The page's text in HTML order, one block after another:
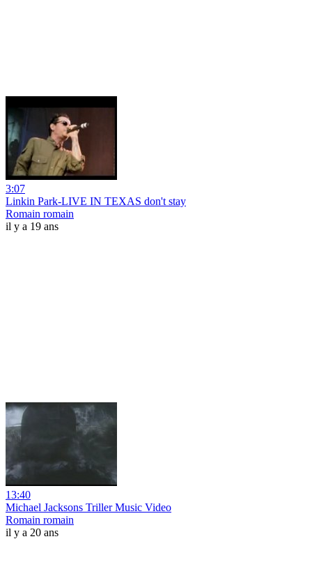
3:07
Linkin Park-LIVE IN TEXAS don't stay
Romain romain
il y a 19 ans
13:40
Michael Jacksons Triller Music Video
Romain romain
il y a 20 ans